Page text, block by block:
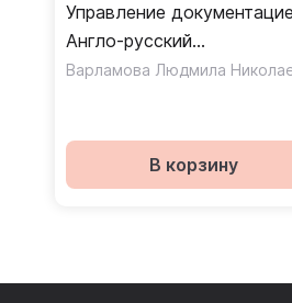
Управление
Англо-русский
аннотированный словарь
В корзину